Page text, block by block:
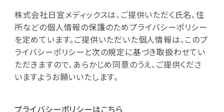
株式会社日宣メディックスは、ご提供いただく氏名、住
所などの個人情報の保護のためプライバシーポリシー
を定めています。ご提供いただいた個人情報は、このプ
ライバシーポリシーと次の規定に基づき取扱わせてい
ただきますので、あらかじめ同意のうえ、ご提供くださ
いますようお願いいたします。
プライバシーポリシーはこちら